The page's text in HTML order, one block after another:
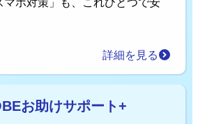
マホ対策」も、これひとつで安
詳細を見る
お助けサポート+